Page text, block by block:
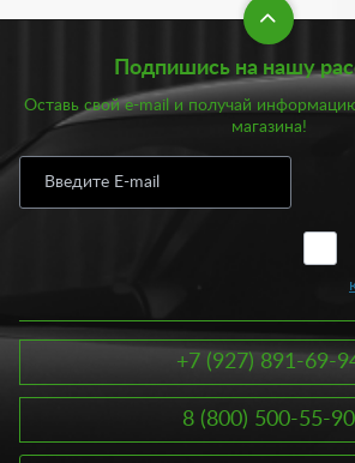
Подпишись на нашу
Оставь свой e-mail и получай
магазина!
+7 (927) 891-69-
8 (800) 500-55-90